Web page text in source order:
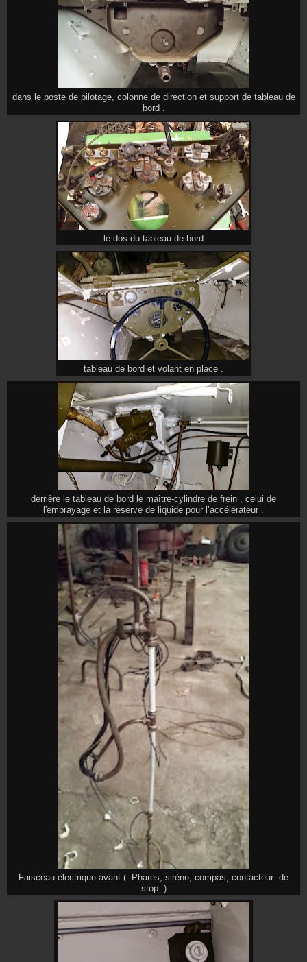
dans le poste de pilotage, colonne de direction et support de tableau de
bord .
le dos du tableau de bord
tableau de bord et volant en place .
derrière le tableau de bord le maître-cylindre de frein , celui de
l'embrayage et la réserve de liquide pour l’accélérateur .
Faisceau électrique avant ( Phares, sirène, compas, contacteur de
stop..)